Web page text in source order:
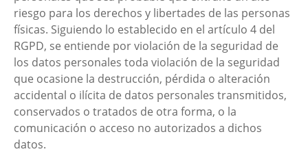
riesgo para los derechos y libertades de las personas
físicas. Siguiendo lo establecido en el artículo 4 del
RGPD, se entiende por violación de la seguridad de
los datos personales toda violación de la seguridad
que ocasione la destrucción, pérdida o alteración
accidental o ilícita de datos personales transmitidos,
conservados o tratados de otra forma, o la
comunicación o acceso no autorizados a dichos
datos.